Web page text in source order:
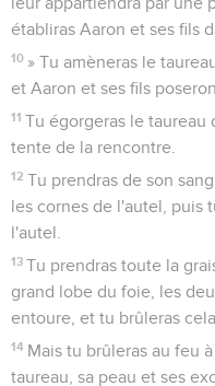
établiras Aaron et ses fils
10 » Tu amèneras le
et Aaron et ses fils
11 Tu égorgeras le taureau
tente de la rencontre.
12 Tu prendras de son
les cornes de l'autel, puis
l'autel.
13 Tu prendras toute la
grand lobe du foie, les
entoure, et tu brûleras
14 Mais tu brûleras au feu
taureau, sa peau et ses